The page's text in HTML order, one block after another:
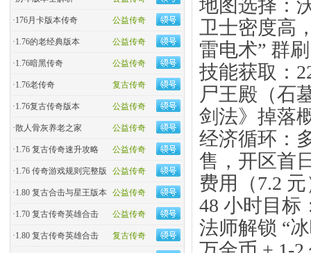
公益传奇
·176月卡版本传奇
公益传奇
·1.76的老经典版本
公益传奇
·1.76暗黑传奇
复古传奇
·1.76老传奇
公益传奇
·1.76复古传奇版本
公益传奇
·散人骨灰养老之家
公益传奇
·1.76 复古传奇速升攻略
公益传奇
·1.76 传奇游戏规则完整版
公益传奇
·1.80 复古合击与星王版本
公益传奇
·1.70 复古传奇英雄合击
复古传奇
·1.80 复古传奇英雄合击
地图选择：
卫士密度高
雷电术” 群
技能获取：
尸王殿（石
剑法》掉落
经济循环：
售，开区首
费用（7.2
48 小时目标
法师解锁 “